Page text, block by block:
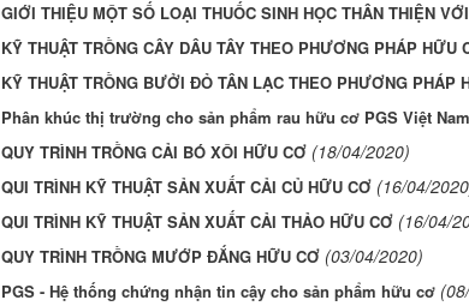
GIỚI THIỆU MỘT SỐ LOẠI THUỐC SINH HỌC THÂN THIỆN
KỸ THUẬT TRỒNG CÂY DÂU TÂY THEO PHƯƠNG PHÁP HỮU
KỸ THUẬT TRỒNG BƯỞI ĐỎ TÂN LẠC THEO PHƯƠNG PHÁP
Phân khúc thị trường cho sản phẩm rau hữu cơ PGS Việt Nam
QUY TRÌNH TRỒNG CẢI BÓ XÔI HỮU CƠ (18/04/2020)
QUI TRÌNH KỸ THUẬT SẢN XUẤT CẢI CỦ HỮU CƠ (16/04/
QUI TRÌNH KỸ THUẬT SẢN XUẤT CẢI THẢO HỮU CƠ (16/04/
QUY TRÌNH TRỒNG MƯỚP ĐẮNG HỮU CƠ (03/04/2020)
PGS - Hệ thống chứng nhận tin cậy cho sản phẩm hữu cơ